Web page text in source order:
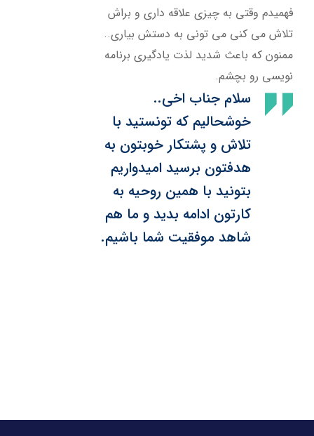
فهمیدم وقتی به چیزی علاقه داری و براش
تلاش می کنی می تونی به دستش بیاری..
ممنون که باعث شدید لذت یادگیری برنامه
نویسی رو بچشم.
سلام جناب اخی..
خوشحالیم که تونستید با
تلاش و پشتکار خوبتون به
هدفتون برسید امیدواریم
بتونید با همین روحیه به
کارتون ادامه بدید و ما هم
شاهد موفقیت شما باشیم.